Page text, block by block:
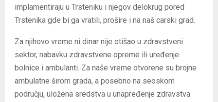
implamentiraju u Trsteniku i njegov delokrug pored
Trstenika gde bi ga vratili, prošire i na naš carski grad.
Za njihovo vreme ni dinar nije otišao u zdravstveni
sektor, nabavku zdravstvene opreme ili uređenje
bolnice i ambulanti. Za naše vreme otvorene su brojne
ambulatne širom grada, a posebno na seoskom
području, uložena sredstva u unapređenje zdravstva